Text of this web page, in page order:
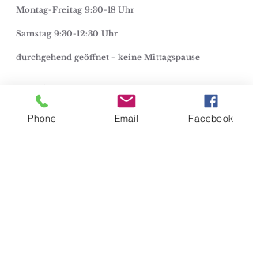
Montag-Freitag 9:30-18 Uhr
Samstag 9:30-12:30 Uhr
durchgehend geöffnet - keine Mittagspause
Kontakt
FAQPhone Email Facebook